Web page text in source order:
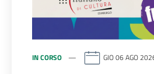
IN CORSO GIO 06 AGO